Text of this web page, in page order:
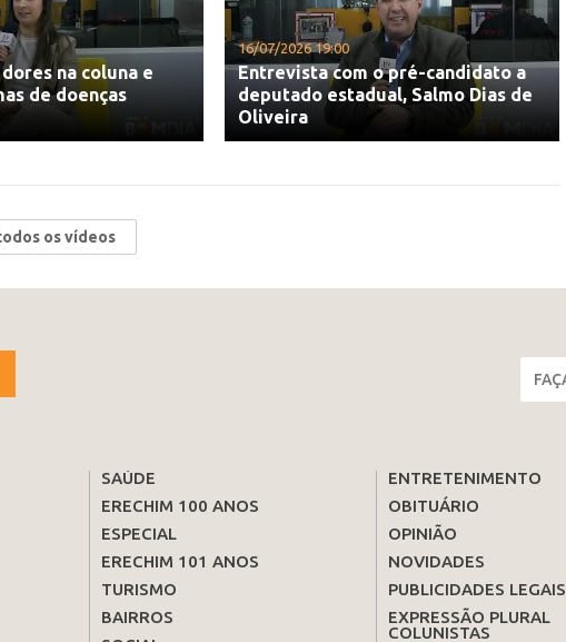
na coluna e
de doenças
16/07/2026 19:00
Entrevista com o pré-candidato a
deputado estadual, Salmo Dias de
Oliveira
os vídeos
SAÚDE
ERECHIM 100 ANOS
ESPECIAL
ERECHIM 101 ANOS
TURISMO
BAIRROS
ENTRETENIMENTO
OBITUÁRIO
OPINIÃO
NOVIDADES
PUBLICIDADES LEGAIS
EXPRESSÃO PLURAL
COLUNISTAS